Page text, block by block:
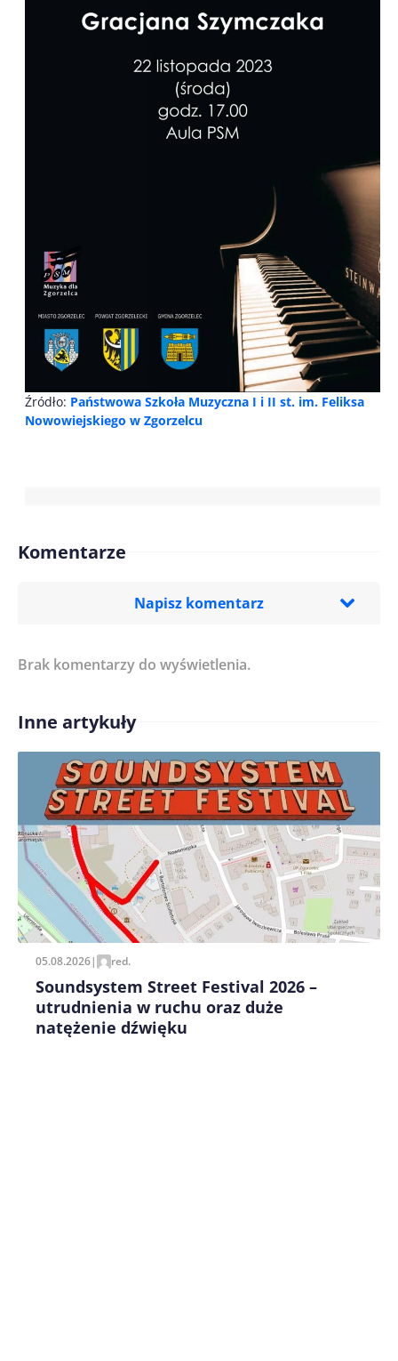
Źródło: Państwowa Szkoła Muzyczna I i II st. im. Feliksa
Nowowiejskiego w Zgorzelcu
Komentarze
Napisz komentarz
Treść komentarza*
Imię/ Nick*
Zapamiętaj moje dane w tej przeglądarce podczas
pisania kolejnych komentarzy.
Brak komentarzy do wyświetlenia.
Inne artykuły
05.08.2026| red.
Soundsystem Street Festival 2026 –
utrudnienia w ruchu oraz duże
natężenie dźwięku